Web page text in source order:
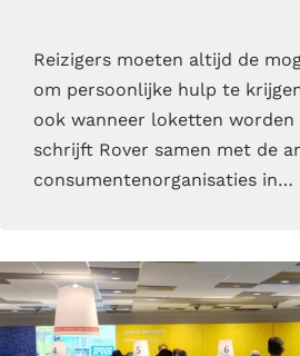
Reizigers moeten altijd de
om persoonlijke hulp te
ook wanneer loketten
schrijft Rover samen met de
consumentenorganisaties in…